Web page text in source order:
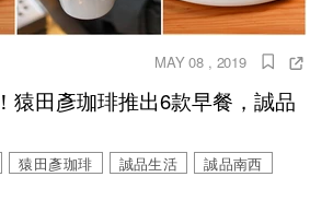
MAY 08 , 2019
猿田彥珈琲推出6款早餐，誠品
猿田彥珈琲 誠品生活 誠品南西